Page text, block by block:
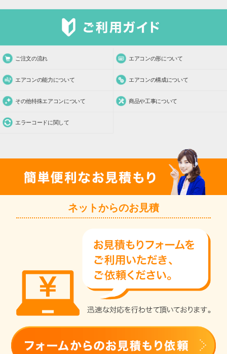
ご注文の流れ エアコンの形について
エアコンの能力について エアコンの構成について
その他特殊エアコンについて 商品や工事について
エラーコードに関して
ネットからのお見積